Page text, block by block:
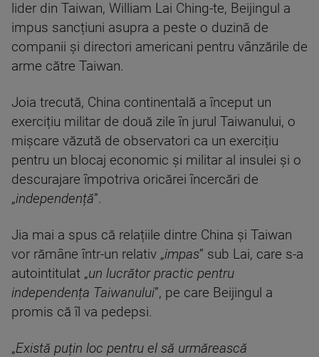
lider din Taiwan, William Lai Ching-te, Beijingul a
impus sancțiuni asupra a peste o duzină de
companii și directori americani pentru vânzările de
arme către Taiwan.
Joia trecută, China continentală a început un
exercițiu militar de două zile în jurul Taiwanului, o
mișcare văzută de observatori ca un exercițiu
pentru un blocaj economic și militar al insulei și o
descurajare împotriva oricărei încercări de
„independență”.
Jia mai a spus că relațiile dintre China și Taiwan
vor rămâne într-un relativ „impas” sub Lai, care s-a
autointitulat „un lucrător practic pentru
independența Taiwanului”, pe care Beijingul a
promis că îl va pedepsi.
„Există puțin loc pentru el să urmărească